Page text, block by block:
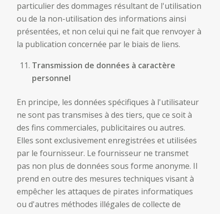
particulier des dommages résultant de l'utilisation
ou de la non-utilisation des informations ainsi
présentées, et non celui qui ne fait que renvoyer à
la publication concernée par le biais de liens.
Transmission de données à caractère
personnel
En principe, les données spécifiques à l'utilisateur
ne sont pas transmises à des tiers, que ce soit à
des fins commerciales, publicitaires ou autres.
Elles sont exclusivement enregistrées et utilisées
par le fournisseur. Le fournisseur ne transmet
pas non plus de données sous forme anonyme. Il
prend en outre des mesures techniques visant à
empêcher les attaques de pirates informatiques
ou d'autres méthodes illégales de collecte de